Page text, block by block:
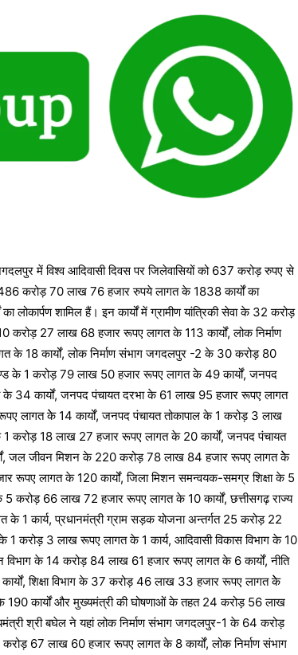
में विश्व आदिवासी दिवस पर जिलेवासियों को 637 करोड़ रुपए से
करोड़ 70 लाख 76 हजार रुपये लागत के 1838 कार्यों का
शामिल हैं। इन कार्यों में ग्रामीण यांत्रिकी सेवा के 32 करोड़
27 लाख 68 हजार रूपए लागत के 113 कार्यों, लोक निर्माण
18 कार्यों, लोक निर्माण संभाग जगदलपुर -2 के 30 करोड़ 80
के 1 करोड़ 79 लाख 50 हजार रूपए लागत के 49 कार्यों, जनपद
34 कार्यों, जनपद पंचायत दरभा के 61 लाख 95 हजार रूपए लागत
लागत केे 14 कार्यों, जनपद पंचायत तोकापाल के 1 करोड़ 3 लाख
1 करोड़ 18 लाख 27 हजार रूपए लागत के 20 कार्यों, जनपद पंचायत
जल जीवन मिशन के 220 करोड़ 78 लाख 84 हजार रूपए लागत केे
रूपए लागत के 120 कार्यों, जिला मिशन समन्वयक-समग्र शिक्षा के 5
करोड़ 66 लाख 72 हजार रूपए लागत के 10 कार्यों, छत्तीसगढ़ राज्य
1 कार्य, प्रधानमंत्री ग्राम सड़क योजना अन्तर्गत 25 करोड़ 22
के 1 करोड़ 3 लाख रूपए लागत के 1 कार्य, आदिवासी विकास विभाग के 10
के 14 करोड़ 84 लाख 61 हजार रूपए लागत के 6 कार्यों, नीति
शिक्षा विभाग के 37 करोड़ 46 लाख 33 हजार रूपए लागत केे
कार्यों और मुख्यमंत्री की घोषणाओं के तहत 24 करोड़ 56 लाख
श्री बघेल ने यहां लोक निर्माण संभाग जगदलपुर-1 के 64 करोड़
67 लाख 60 हजार रूपए लागत के 8 कार्यों, लोक निर्माण संभाग